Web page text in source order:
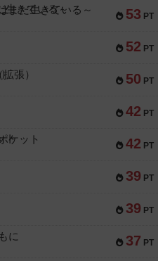
53 PT
まだ生きている～
52 PT
50 PT
張）
42 PT
42 PT
ケット
39 PT
39 PT
37 PT
に